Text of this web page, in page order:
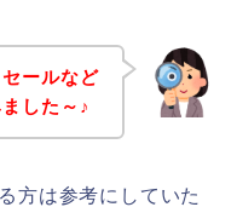
ールなど
した～♪
方は参考にしていた